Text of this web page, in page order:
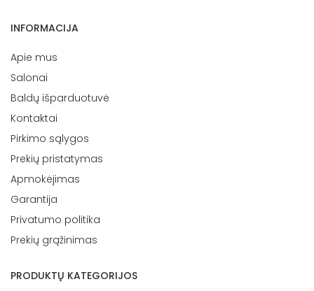
INFORMACIJA
Apie mus
Salonai
Baldų išparduotuvė
Kontaktai
Pirkimo sąlygos
Prekių pristatymas
Apmokėjimas
Garantija
Privatumo politika
Prekių grąžinimas
PRODUKTŲ KATEGORIJOS